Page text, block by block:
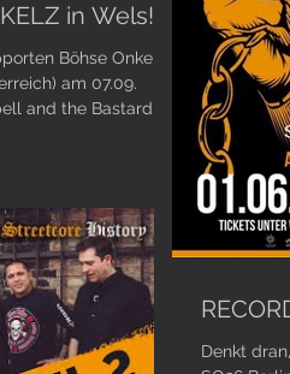
in Wels!
Böhse Onkelz
am 07.09.
and the Bastard...
Denkt